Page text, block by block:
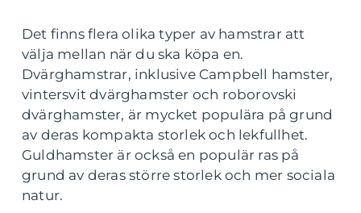
Det finns flera olika typer av hamstrar att
välja mellan när du ska köpa en.
Dvärghamstrar, inklusive Campbell hamster,
vintersvit dvärghamster och roborovski
dvärghamster, är mycket populära på grund
av deras kompakta storlek och lekfullhet.
Guldhamster är också en populär ras på
grund av deras större storlek och mer sociala
natur.